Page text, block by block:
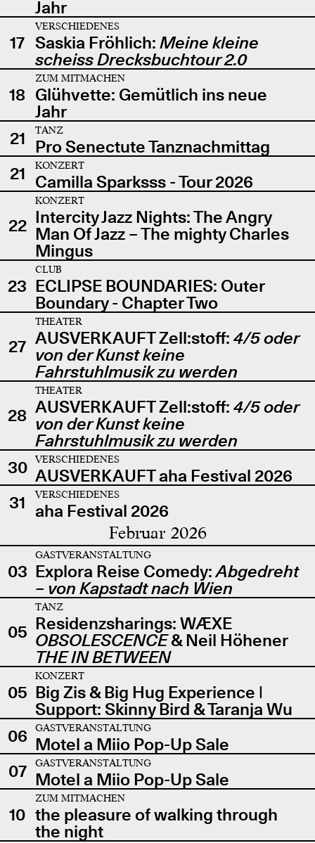
Jahr
17
VERSCHIEDENES
Saskia Fröhlich: Meine kleine
scheiss Drecksbuchtour 2.0
18
ZUM MITMACHEN
Glühvette: Gemütlich ins neue
Jahr
21
TANZ
Pro Senectute Tanznachmittag
21
KONZERT
Camilla Sparksss - Tour 2026
22
KONZERT
Intercity Jazz Nights: The Angry
Man Of Jazz – The mighty Charles
Mingus
23
CLUB
ECLIPSE BOUNDARIES: Outer
Boundary - Chapter Two
27
THEATER
AUSVERKAUFT Zell:stoff: 4/5 oder
von der Kunst keine
Fahrstuhlmusik zu werden
28
THEATER
AUSVERKAUFT Zell:stoff: 4/5 oder
von der Kunst keine
Fahrstuhlmusik zu werden
30
VERSCHIEDENES
AUSVERKAUFT aha Festival 2026
31
VERSCHIEDENES
aha Festival 2026
Februar 2026
03
GASTVERANSTALTUNG
Explora Reise Comedy:Abgedreht
– von Kapstadt nach Wien
05
TANZ
Residenzsharings: WÆXE
OBSOLESCENCE& Neil Höhener
THE IN BETWEEN
05
KONZERT
Big Zis & Big Hug Experience |
Support: Skinny Bird & Taranja Wu
06
GASTVERANSTALTUNG
Motel a Miio Pop-Up Sale
07
GASTVERANSTALTUNG
Motel a Miio Pop-Up Sale
10
ZUM MITMACHEN
the pleasure of walking through
the night